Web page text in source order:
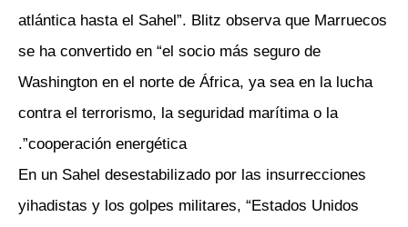
atlántica hasta el Sahel”. Blitz observa que Marruecos
se ha convertido en “el socio más seguro de
Washington en el norte de África, ya sea en la lucha
contra el terrorismo, la seguridad marítima o la
cooperación energética”.
En un Sahel desestabilizado por las insurrecciones
yihadistas y los golpes militares, “Estados Unidos